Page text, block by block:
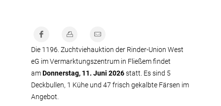
Die 1196. Zuchtviehauktion der Rinder-Union West
eG im Vermarktungszentrum in Fließem findet
amDonnerstag, 11. Juni 2026statt. Es sind 5
Deckbullen, 1 Kühe und 47 frisch gekalbte Färsen im
Angebot.